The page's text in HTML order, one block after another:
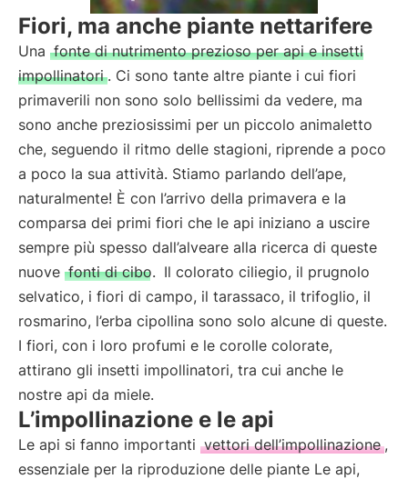
Fiori, ma anche piante nettarifere
Una fonte di nutrimento prezioso per api e insetti
impollinatori . Ci sono tante altre piante i cui fiori
primaverili non sono solo bellissimi da vedere, ma
sono anche preziosissimi per un piccolo animaletto
che, seguendo il ritmo delle stagioni, riprende a poco
a poco la sua attività. Stiamo parlando dell’ape,
naturalmente! È con l’arrivo della primavera e la
comparsa dei primi fiori che le api iniziano a uscire
sempre più spesso dall’alveare alla ricerca di queste
nuove fonti di cibo. Il colorato ciliegio, il prugnolo
selvatico, i fiori di campo, il tarassaco, il trifoglio, il
rosmarino, l’erba cipollina sono solo alcune di queste.
I fiori, con i loro profumi e le corolle colorate,
attirano gli insetti impollinatori, tra cui anche le
nostre api da miele.
L’impollinazione e le api
Le api si fanno importanti vettori dell’impollinazione ,
essenziale per la riproduzione delle piante Le api,